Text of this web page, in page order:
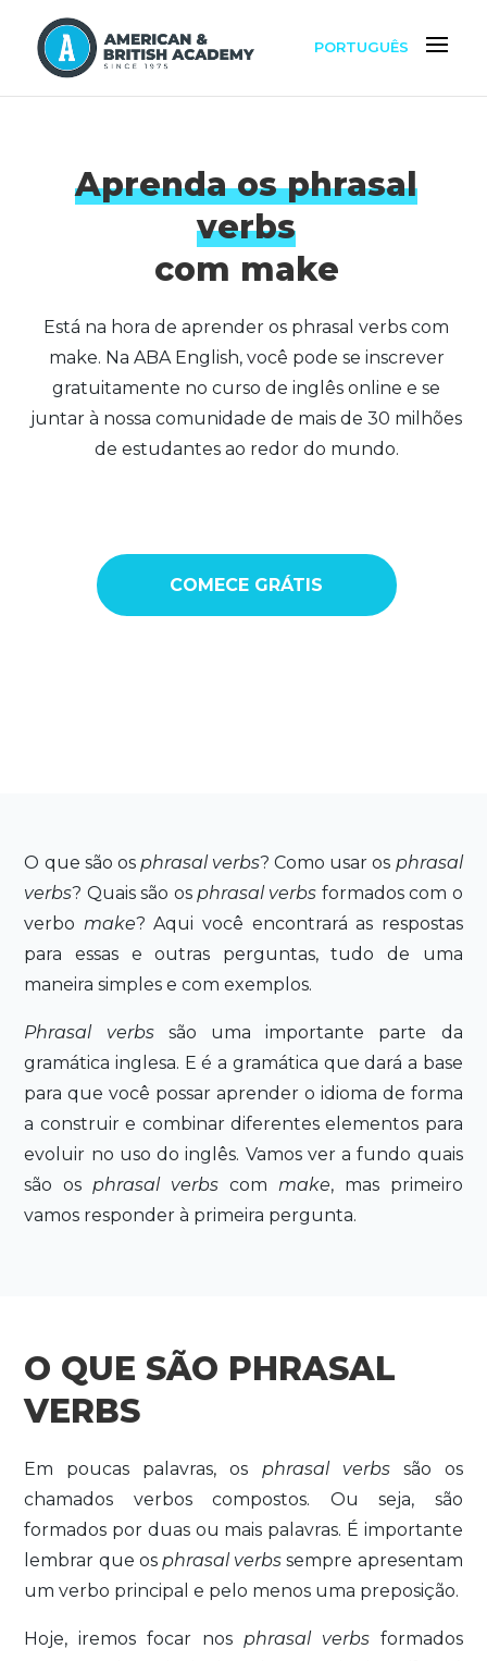
PORTUGUÊS
Aprenda os phrasal
verbs
com make
Está na hora de aprender os phrasal verbs com
make. Na ABA English, você pode se inscrever
gratuitamente no curso de inglês online e se
juntar à nossa comunidade de mais de 30 milhões
de estudantes ao redor do mundo.
COMECE GRÁTIS
O que são os phrasal verbs? Como usar os phrasal
verbs? Quais são os phrasal verbs formados com o
verbo make? Aqui você encontrará as respostas
para essas e outras perguntas, tudo de uma
maneira simples e com exemplos.
Phrasal verbssão uma importante parte da
gramática inglesa. E é a gramática que dará a base
para que você possar aprender o idioma de forma
a construir e combinar diferentes elementos para
evoluir no uso do inglês. Vamos ver a fundo quais
são osphrasal verbs com make, mas primeiro
vamos responder à primeira pergunta.
O QUE SÃO PHRASAL
VERBS
Em poucas palavras, os phrasal verbssão os
chamados verbos compostos. Ou seja, são
formados por duas ou mais palavras. É importante
lembrar que os phrasal verbs sempre apresentam
um verbo principal e pelo menos uma preposição.
Hoje, iremos focar nos phrasal verbsformados